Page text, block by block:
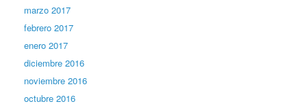
marzo 2017
febrero 2017
enero 2017
diciembre 2016
noviembre 2016
octubre 2016